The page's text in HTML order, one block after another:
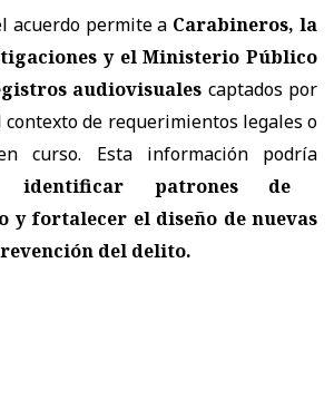
acuerdo permite a Carabineros, la
y el Ministerio Público
audiovisuales captados por
contexto de requerimientos legales o
curso. Esta información podría
patrones de
y fortalecer el diseño de nuevas
del delito.